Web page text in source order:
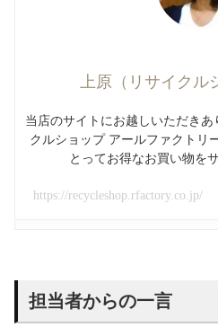
上原（リサイクル
当店のサイトにお越しいただき
クルショップ アールファクトリ
とってお得なお買い物を
https://recycleshop.rfactory.co.jp/
担当者からの一言